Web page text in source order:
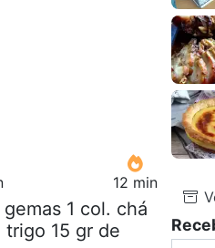
12 min
1 col. chá
15 gr de